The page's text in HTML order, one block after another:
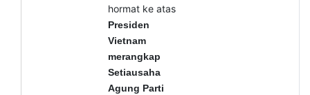
hormat ke atas
Presiden
Vietnam
merangkap
Setiausaha
Agung Parti